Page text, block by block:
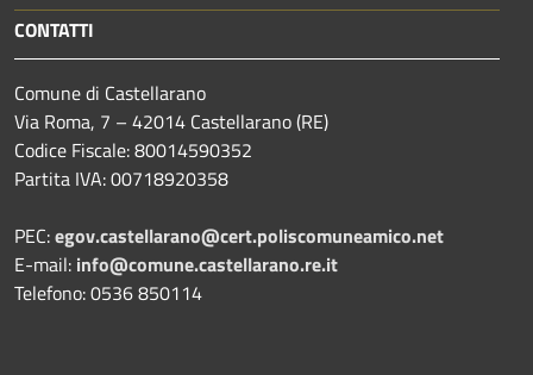
CONTATTI
Comune di Castellarano
Via Roma, 7 – 42014 Castellarano (RE)
Codice Fiscale: 80014590352
Partita IVA: 00718920358
PEC:egov.castellarano@cert.poliscomuneamico.net
E-mail: info@comune.castellarano.re.it
Telefono: 0536 850114